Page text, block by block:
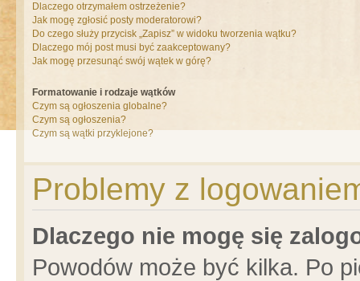
Dlaczego otrzymałem ostrzeżenie?
Jak mogę zgłosić posty moderatorowi?
Do czego służy przycisk „Zapisz” w widoku tworzenia wątku?
Dlaczego mój post musi być zaakceptowany?
Jak mogę przesunąć swój wątek w górę?
Formatowanie i rodzaje wątków
Czym są ogłoszenia globalne?
Czym są ogłoszenia?
Czym są wątki przyklejone?
Problemy z
Dlaczego nie mogę się
Powodów może być kilka. Po